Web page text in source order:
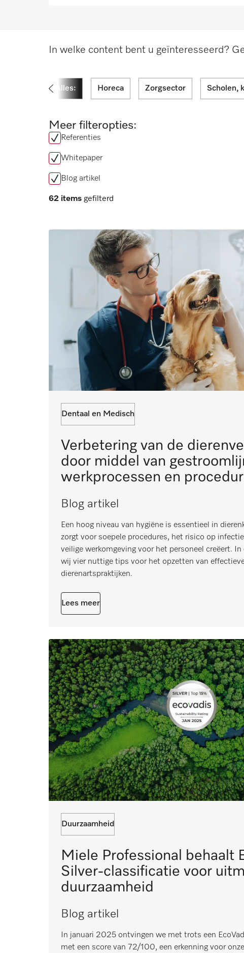
In welke content bent u geïnteresseerd?
Alles: Horeca Zorgsector Scholen,
Meer filteropties:
Referenties
Whitepaper
Blog artikel
62 items gefilterd
Dentaal en Medisch
Verbetering van de
door middel van
werkprocessen en
Blog artikel
Een hoog niveau van hygiëne is essentieel in
zorgt voor soepele procedures, het risico op
veilige werkomgeving voor het personeel creëert.
wij vier nuttige tips voor het opzetten van
dierenartspraktijken.
Lees meer
Duurzaamheid
Miele Professional behaalt
Silver-classificatie voor
duurzaamheid
Blog artikel
In januari 2025 ontvingen we met trots een
met een score van 72/100, een erkenning voor